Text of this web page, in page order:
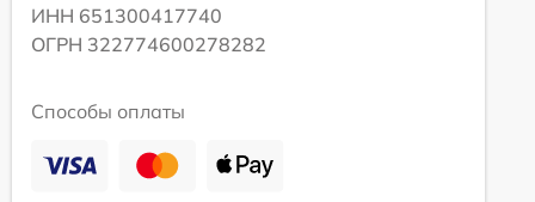
ИНН 651300417740
ОГРН 322774600278282
Способы оплаты